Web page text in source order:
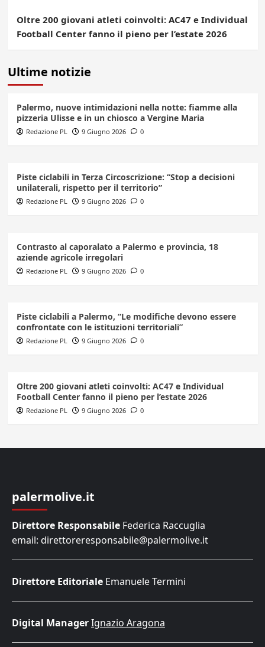
Oltre 200 giovani atleti coinvolti: AC47 e Individual
Football Center fanno il pieno per l’estate 2026
Ultime notizie
Palermo, nuove intimidazioni nella notte: fiamme alla
pizzeria Ulisse e in un chiosco a Vergine Maria
Redazione PL 9 Giugno 2026 0
Piste ciclabili in Terza Circoscrizione: “Stop a decisioni
unilaterali, rispetto per il territorio”
Redazione PL 9 Giugno 2026 0
Contrasto al caporalato a Palermo e provincia, 18
aziende agricole irregolari
Redazione PL 9 Giugno 2026 0
Piste ciclabili a Palermo, “Le modifiche devono essere
confrontate con le istituzioni territoriali”
Redazione PL 9 Giugno 2026 0
Oltre 200 giovani atleti coinvolti: AC47 e Individual
Football Center fanno il pieno per l’estate 2026
Redazione PL 9 Giugno 2026 0
palermolive.it
Direttore Responsabile Federica Raccuglia
email: direttoreresponsabile@palermolive.it
Direttore Editoriale Emanuele Termini
Digital ManagerIgnazio Aragona